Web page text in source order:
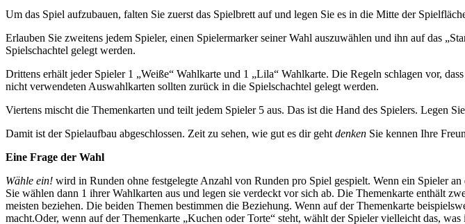
Um das Spiel aufzubauen, falten Sie zuerst das Spielbrett auf und legen Sie es in die Mitte der
Erlauben Sie zweitens jedem Spieler, einen Spielermarker seiner Wahl auszuwählen und ihn auf das
Spielschachtel gelegt werden.
Drittens erhält jeder Spieler 1 „Weiße“ Wahlkarte und 1 „Lila“ Wahlkarte. Die Regeln schlagen vor,
nicht verwendeten Auswahlkarten sollten zurück in die Spielschachtel gelegt werden.
Viertens mischt die Themenkarten und teilt jedem Spieler 5 aus. Das ist die Hand des Spielers. Legen
Damit ist der Spielaufbau abgeschlossen. Zeit zu sehen, wie gut es dir geht denken Sie kennen Ihre
Eine Frage der Wahl
Wähle ein! wird in Runden ohne festgelegte Anzahl von Runden pro Spiel gespielt. Wenn ein Spieler
Sie wählen dann 1 ihrer Wahlkarten aus und legen sie verdeckt vor sich ab. Die Themenkarte enthält
meisten beziehen. Die beiden Themen bestimmen die Beziehung. Wenn auf der Themenkarte
macht.Oder, wenn auf der Themenkarte „Kuchen oder Torte“ steht, wählt der Spieler vielleicht das,